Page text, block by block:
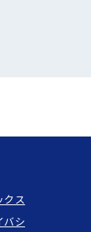
クス
バシ